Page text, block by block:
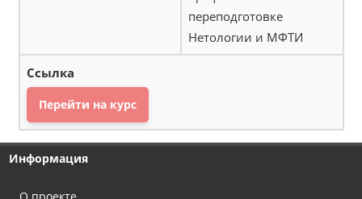
переподготовке
Нетологии и МФТИ
Перейти на курс
Информация